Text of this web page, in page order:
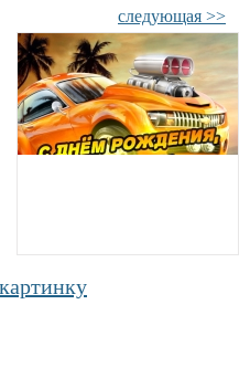
следующая >>